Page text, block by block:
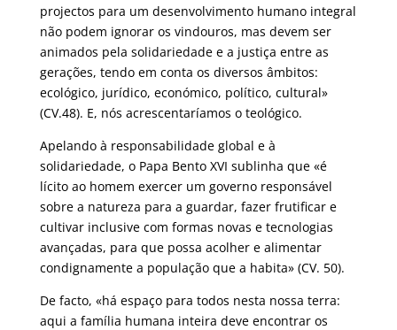
projectos para um desenvolvimento humano integral
não podem ignorar os vindouros, mas devem ser
animados pela solidariedade e a justiça entre as
gerações, tendo em conta os diversos âmbitos:
ecológico, jurídico, económico, político, cultural»
(CV.48). E, nós acrescentaríamos o teológico.
Apelando à responsabilidade global e à
solidariedade, o Papa Bento XVI sublinha que «é
lícito ao homem exercer um governo responsável
sobre a natureza para a guardar, fazer frutificar e
cultivar inclusive com formas novas e tecnologias
avançadas, para que possa acolher e alimentar
condignamente a população que a habita» (CV. 50).
De facto, «há espaço para todos nesta nossa terra:
aqui a família humana inteira deve encontrar os